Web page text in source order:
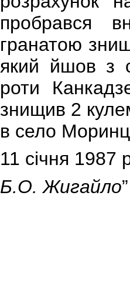
пробрався
гранатою
який йшов з
роти
знищив 2
в село
11 січня 1987
Б.О. Жигайло”